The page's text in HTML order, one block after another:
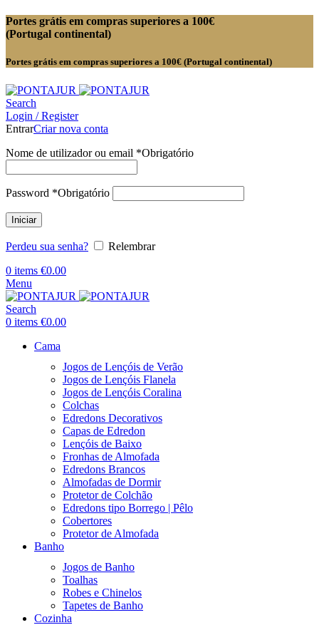
Portes grátis em compras superiores a 100€
(Portugal continental)
Portes grátis em compras superiores a 100€ (Portugal continental)
Search
Login / Register
EntrarCriar nova conta
Nome de utilizador ou email *Obrigatório
Password *Obrigatório
Iniciar
Perdeu sua senha?
Relembrar
0 items €0.00
Menu
Search
0 items €0.00
Cama
Jogos de Lençóis de Verão
Jogos de Lençóis Flanela
Jogos de Lençóis Coralina
Colchas
Edredons Decorativos
Capas de Edredon
Lençóis de Baixo
Fronhas de Almofada
Edredons Brancos
Almofadas de Dormir
Protetor de Colchão
Edredons tipo Borrego | Pêlo
Cobertores
Protetor de Almofada
Banho
Jogos de Banho
Toalhas
Robes e Chinelos
Tapetes de Banho
Cozinha